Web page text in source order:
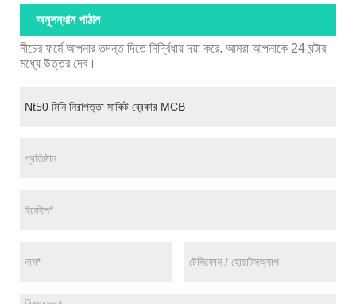
অনুসন্ধান পাঠান
নীচের ফর্মে আপনার তদন্ত দিতে নির্দ্বিধায় দয়া করে. আমরা আপনাকে 24 ঘন্টার
মধ্যে উত্তর দেব।